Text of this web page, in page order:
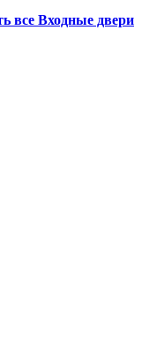
все Входные двери